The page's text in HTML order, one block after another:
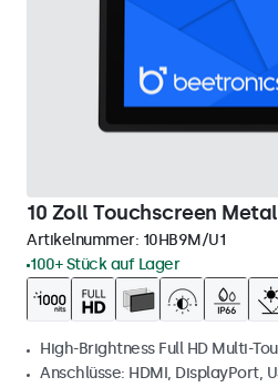
10 Zoll Touchscreen
Artikelnummer: 10HB9M/U1
100+ Stück auf Lager
High-Brightness Full HD Multi-
Anschlüsse: HDMI, DisplayPort,